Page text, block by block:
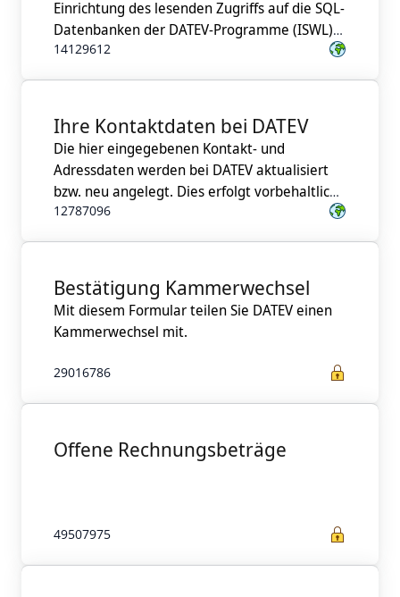
Programme
Einrichtung des lesenden Zugriffs auf die SQL-
Datenbanken der DATEV-Programme (ISWL)
14129612
Ihre Kontaktdaten bei DATEV
Die hier eingegebenen Kontakt- und
Adressdaten werden bei DATEV aktualisiert
bzw. neu angelegt. Dies erfolgt vorbehaltlich
einer entsprechenden Überprüfung seitens
12787096
Bestätigung Kammerwechsel
Mit diesem Formular teilen Sie DATEV einen
29016786
Offene Rechnungsbeträge
49507975